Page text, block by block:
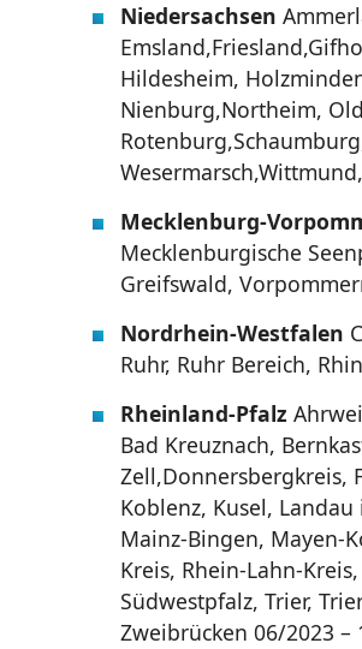
Niedersachsen
Hildesheim,
Nienburg,Northeim,
Mecklenburg-
Mecklenburgische
Greifswald,
Nordrhein-Westfalen
Ruhr, Ruhr Bereich,
Rheinland-Pfalz
Bad Kreuznach,
Zell,Donnersbergkreis,
Koblenz, Kusel,
Mainz-Bingen, Mayen-
Kreis, Rhein-Lahn-
Südwestpfalz, Trier,
Zweibrücken 06/2023 –